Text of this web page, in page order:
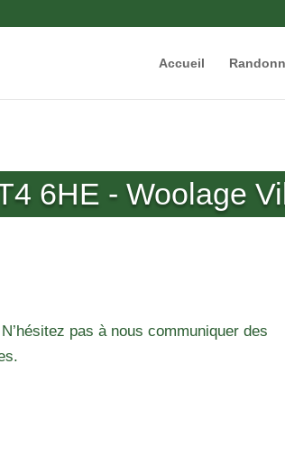
Accueil
6HE - Woolage
pas à nous communiquer des